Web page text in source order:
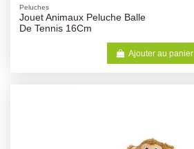
Peluches
Jouet Animaux Peluche Balle
De Tennis 16Cm
Ajouter au panier